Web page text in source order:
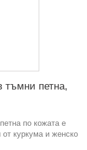
тъмни петна,
по кожата е
куркума и женско